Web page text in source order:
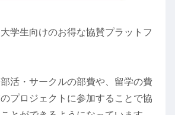
学生向けのお得な協賛プラットフ
活・サークルの部費や、留学の費
プロジェクトに参加することで協